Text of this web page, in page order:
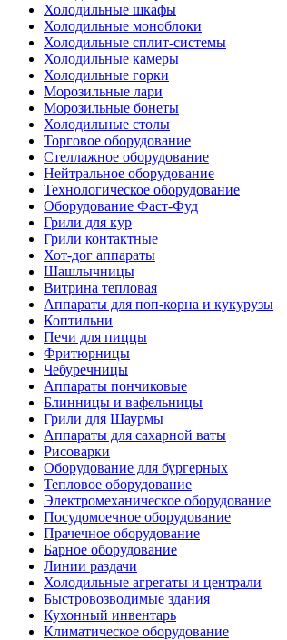
Холодильные шкафы
Холодильные моноблоки
Холодильные сплит-системы
Холодильные камеры
Холодильные горки
Морозильные лари
Морозильные бонеты
Холодильные столы
Торговое оборудование
Стеллажное оборудование
Нейтральное оборудование
Технологическое оборудование
Оборудование Фаст-Фуд
Грили для кур
Грили контактные
Хот-дог аппараты
Шашлычницы
Витрина тепловая
Аппараты для поп-корна и кукурузы
Коптильни
Печи для пиццы
Фритюрницы
Чебуречницы
Аппараты пончиковые
Блинницы и вафельницы
Грили для Шаурмы
Аппараты для сахарной ваты
Рисоварки
Оборудование для бургерных
Тепловое оборудование
Электромеханическое оборудование
Посудомоечное оборудование
Прачечное оборудование
Барное оборудование
Линии раздачи
Холодильные агрегаты и централи
Быстровозводимые здания
Кухонный инвентарь
Климатическое оборудование